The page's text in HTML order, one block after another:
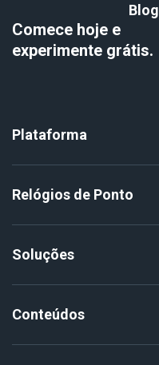
Blog
Comece hoje e
experimente grátis.
Plataforma
Relógios de Ponto
Soluções
Conteúdos